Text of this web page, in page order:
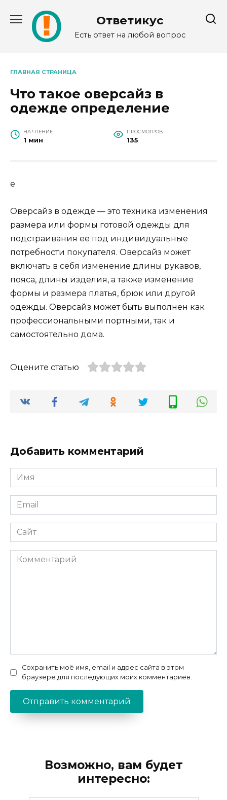
содержанию
Ответикус
Есть ответ на любой вопрос
ГЛАВНАЯ СТРАНИЦА
Что такое оверсайз в
одежде определение
НА ЧТЕНИЕ
1 мин
ПРОСМОТРОВ
135
е
Оверсайз в одежде — это техника изменения
размера или формы готовой одежды для
подстраивания ее под индивидуальные
потребности покупателя. Оверсайз может
включать в себя изменение длины рукавов,
пояса, длины изделия, а также изменение
формы и размера платья, брюк или другой
одежды. Оверсайз может быть выполнен как
профессиональными портными, так и
самостоятельно дома.
Оцените статью
Добавить комментарий
Имя
*
Email
*
Сайт
Комментарий
Сохранить моё имя, email и адрес сайта в этом
браузере для последующих моих комментариев.
Возможно, вам будет
интересно: